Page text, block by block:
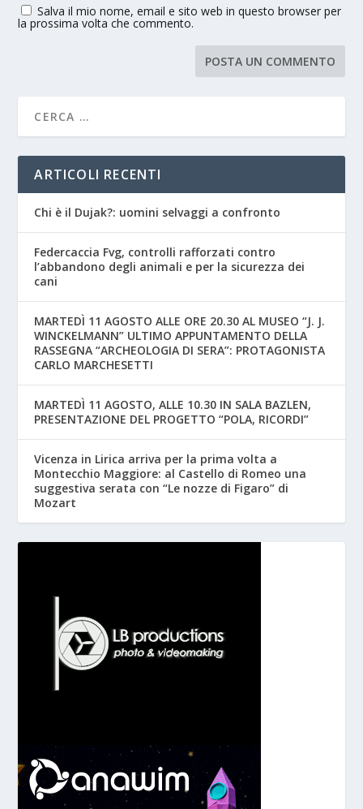
Salva il mio nome, email e sito web in questo browser per
la prossima volta che commento.
ARTICOLI RECENTI
Chi è il Dujak?: uomini selvaggi a confronto
Federcaccia Fvg, controlli rafforzati contro
l’abbandono degli animali e per la sicurezza dei
cani
MARTEDÌ 11 AGOSTO ALLE ORE 20.30 AL MUSEO “J. J.
WINCKELMANN” ULTIMO APPUNTAMENTO DELLA
RASSEGNA “ARCHEOLOGIA DI SERA”: PROTAGONISTA
CARLO MARCHESETTI
MARTEDÌ 11 AGOSTO, ALLE 10.30 IN SALA BAZLEN,
PRESENTAZIONE DEL PROGETTO “POLA, RICORDI”
Vicenza in Lirica arriva per la prima volta a
Montecchio Maggiore: al Castello di Romeo una
suggestiva serata con “Le nozze di Figaro” di
Mozart